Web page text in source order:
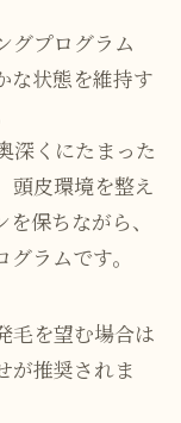
グプログラム
な状態を維持す
深くにたまった
頭皮環境を整え
保ちながら、
ラムです。
毛を望む場合は
が推奨されま